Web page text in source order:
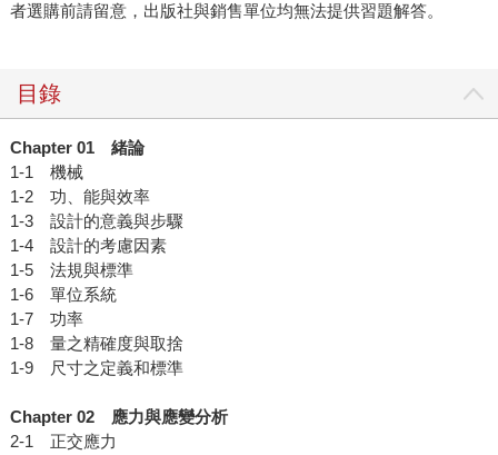
者選購前請留意，出版社與銷售單位均無法提供習題解答。
目錄
Chapter 01緒論
1-1 機械
1-2 功、能與效率
1-3 設計的意義與步驟
1-4 設計的考慮因素
1-5 法規與標準
1-6 單位系統
1-7 功率
1-8 量之精確度與取捨
1-9 尺寸之定義和標準
Chapter 02應力與應變分析
2-1 正交應力